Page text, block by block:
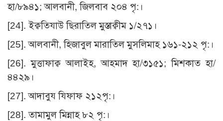
হা/৮৯৪১; আলবানী, জিলবাব ২০৪ পৃ:।
[24]. ইক্বতিযাউ ছিরাতিল মুস্তাক্বীম ১/২৭১।
[25]. আলবানী, হিজাবুল মারাতিল মুসলিমাহ ১৬১-২১২ পৃ:।
[26]. মুত্তাফাক্ব আলাইহ, আহমাদ হা/৩১৫১; মিশকাত হা/
৪৪২৯।
[27]. আদাবুয যিফাফ ২১২পৃ:।
[28]. তামামুল মিন্নাহ ৮২ পৃ:।